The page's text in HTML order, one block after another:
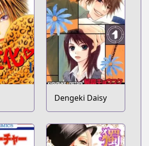
Dengeki Daisy